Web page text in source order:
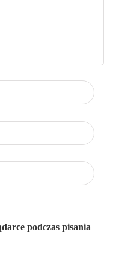
podczas pisania